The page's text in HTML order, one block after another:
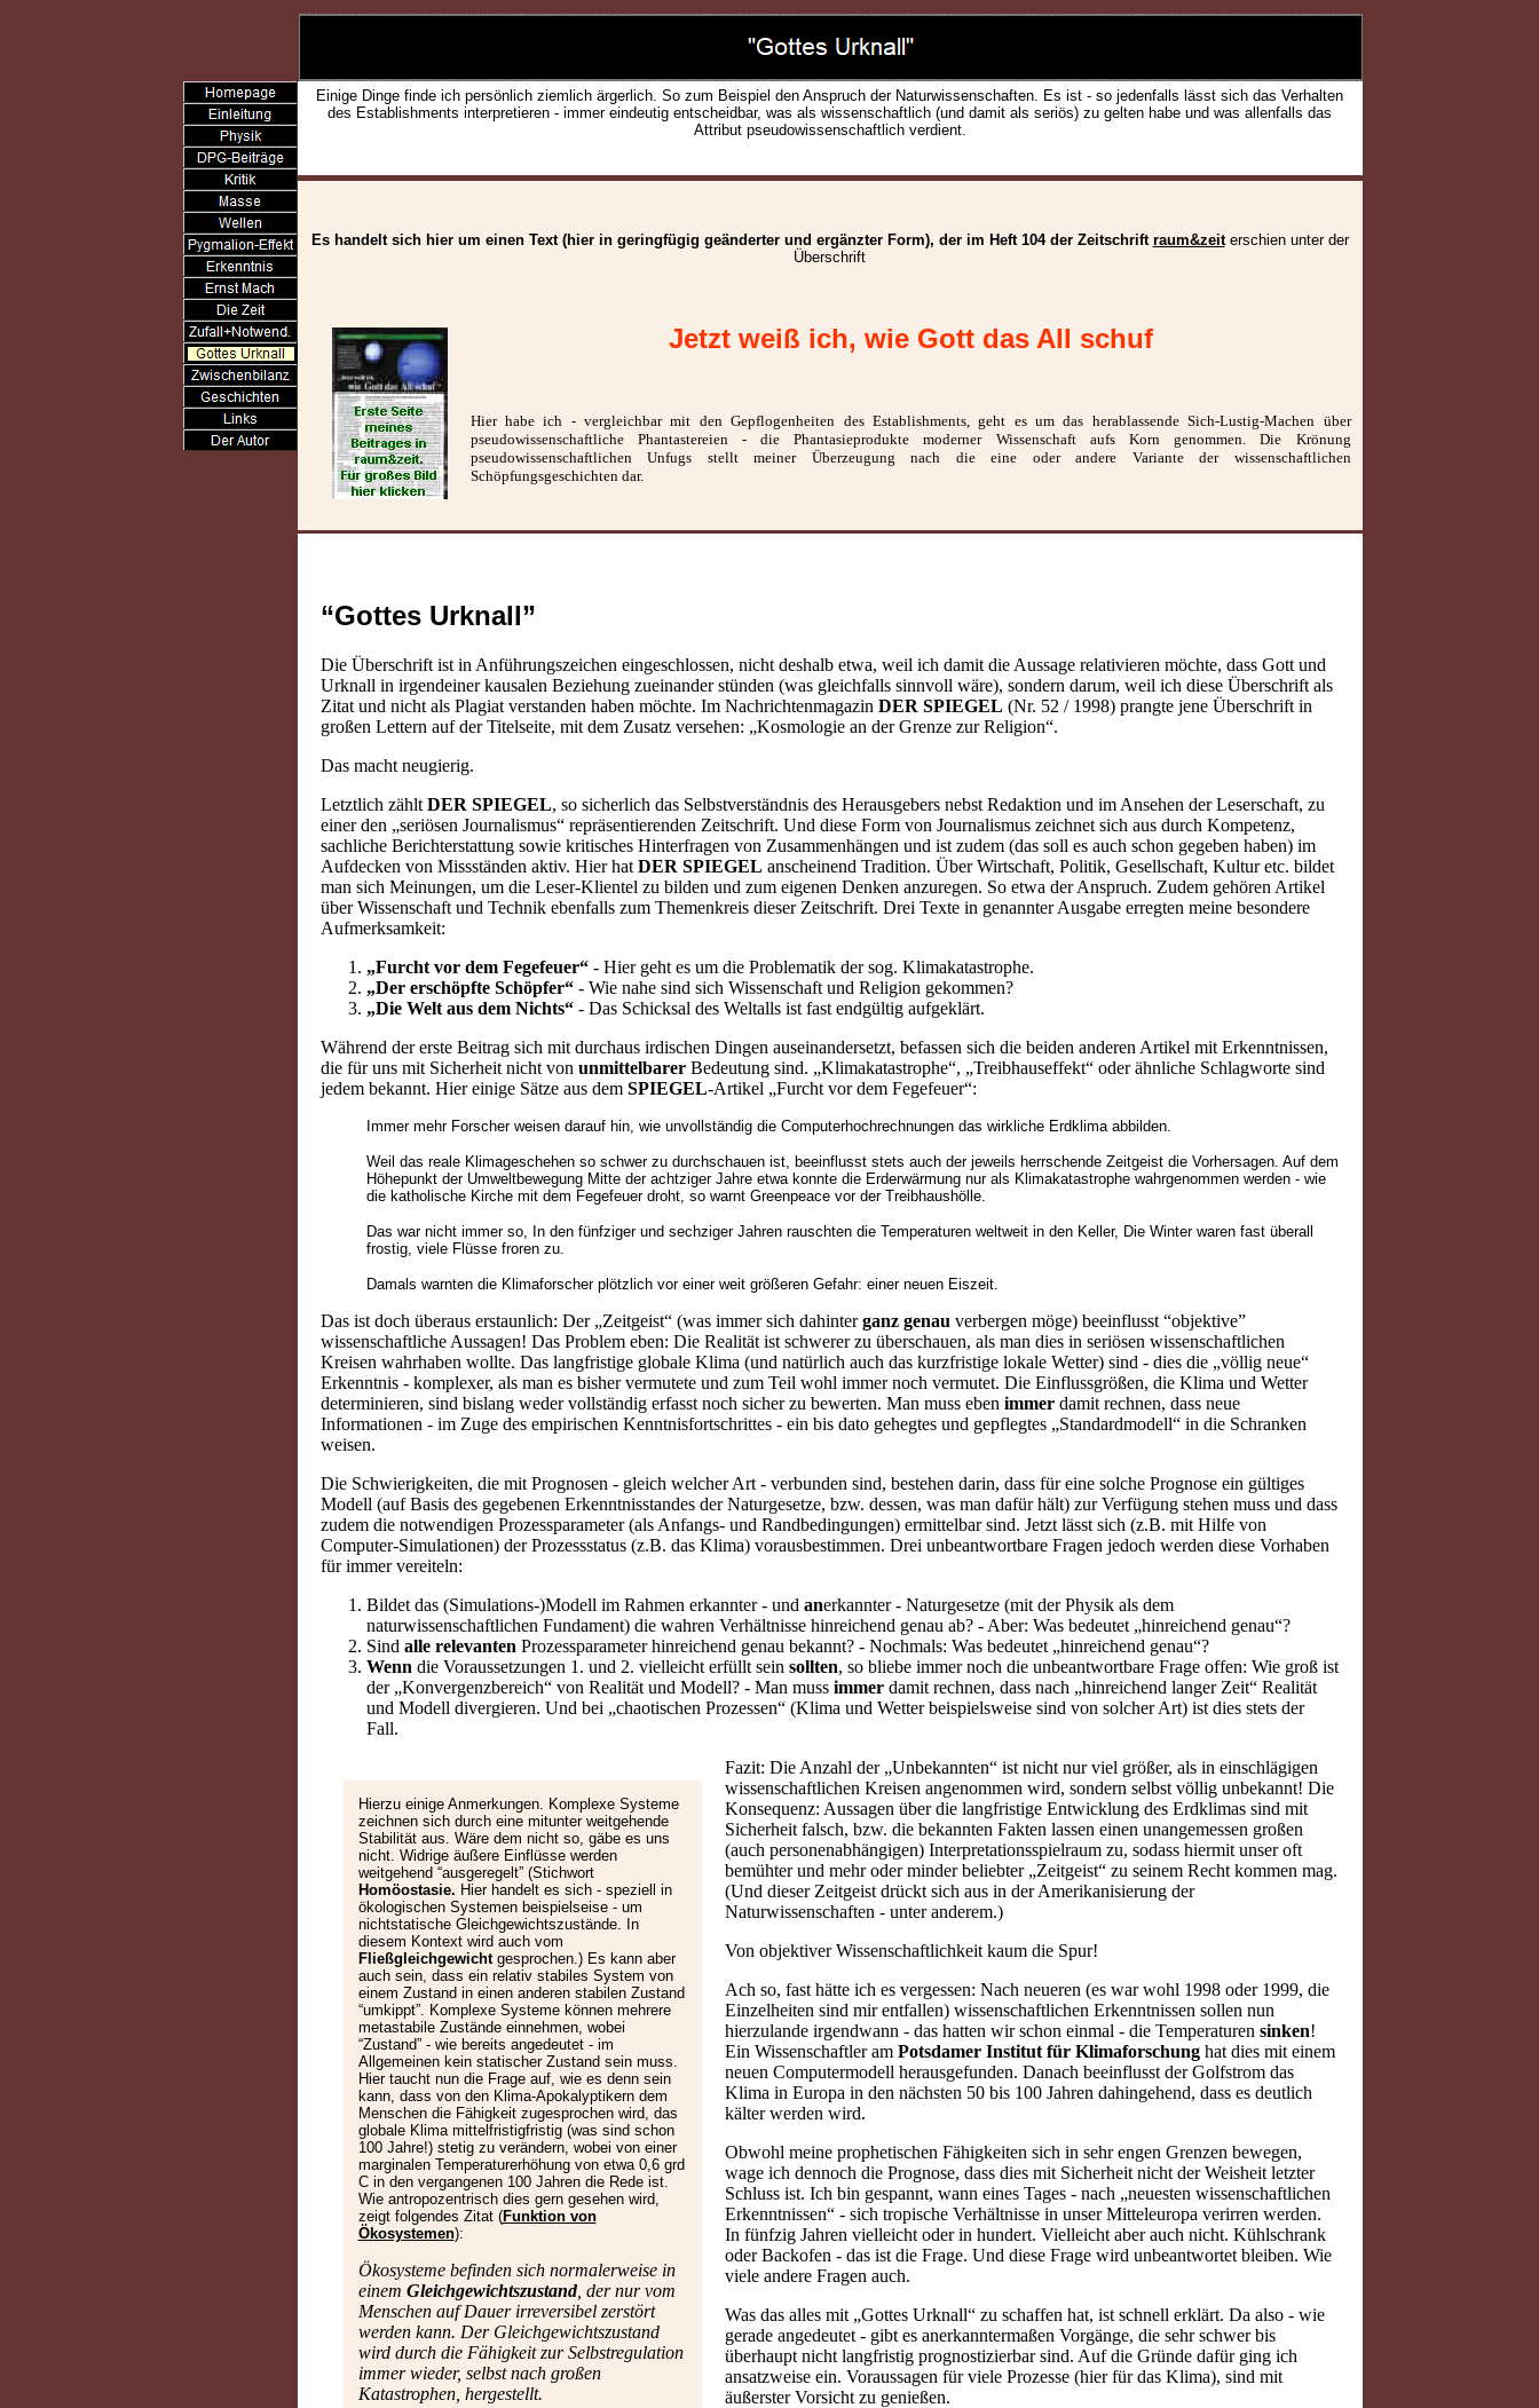
Einige Dinge finde ich persönlich ziemlich ärgerlich. So zum Beispiel den Anspruch der Naturwissenschaften. Es ist - so jedenfalls lässt sich das Verhalten
des Establishments interpretieren - immer eindeutig entscheidbar, was als wissenschaftlich (und damit als seriös) zu gelten habe und was allenfalls das
Attribut pseudowissenschaftlich verdient.
Es handelt sich hier um einen Text (hier in geringfügig geänderter und ergänzter Form), der im Heft 104 der Zeitschrift raum&zeiterschien unter der
Überschrift
Jetzt weiß ich, wie Gott das All schuf
Hier habe ich - vergleichbar mit den Gepflogenheiten des Establishments, geht es um das herablassende Sich-Lustig-Machen über
pseudowissenschaftliche Phantastereien - die Phantasieprodukte moderner Wissenschaft aufs Korn genommen. Die Krönung
pseudowissenschaftlichen Unfugs stellt meiner Überzeugung nach die eine oder andere Variante der wissenschaftlichen
Schöpfungsgeschichten dar.
“Gottes Urknall”
Die Überschrift ist in Anführungszeichen eingeschlossen, nicht deshalb etwa, weil ich damit die Aussage relativieren möchte, dass Gott und
Urknall in irgendeiner kausalen Beziehung zueinander stünden (was gleichfalls sinnvoll wäre), sondern darum, weil ich diese Überschrift als
Zitat und nicht als Plagiat verstanden haben möchte. Im Nachrichtenmagazin DER SPIEGEL (Nr. 52 / 1998) prangte jene Überschrift in
großen Lettern auf der Titelseite, mit dem Zusatz versehen: „Kosmologie an der Grenze zur Religion“.
Das macht neugierig.
Letztlich zählt DER SPIEGEL, so sicherlich das Selbstverständnis des Herausgebers nebst Redaktion und im Ansehen der Leserschaft, zu
einer den „seriösen Journalismus“ repräsentierenden Zeitschrift. Und diese Form von Journalismus zeichnet sich aus durch Kompetenz,
sachliche Berichterstattung sowie kritisches Hinterfragen von Zusammenhängen und ist zudem (das soll es auch schon gegeben haben) im
Aufdecken von Missständen aktiv. Hier hat DER SPIEGEL anscheinend Tradition. Über Wirtschaft, Politik, Gesellschaft, Kultur etc. bildet
man sich Meinungen, um die Leser-Klientel zu bilden und zum eigenen Denken anzuregen. So etwa der Anspruch. Zudem gehören Artikel
über Wissenschaft und Technik ebenfalls zum Themenkreis dieser Zeitschrift. Drei Texte in genannter Ausgabe erregten meine besondere
Aufmerksamkeit:
„Furcht vor dem Fegefeuer“ - Hier geht es um die Problematik der sog. Klimakatastrophe.
„Der erschöpfte Schöpfer“- Wie nahe sind sich Wissenschaft und Religion gekommen?
„Die Welt aus dem Nichts“- Das Schicksal des Weltalls ist fast endgültig aufgeklärt.
Während der erste Beitrag sich mit durchaus irdischen Dingen auseinandersetzt, befassen sich die beiden anderen Artikel mit Erkenntnissen,
die für uns mit Sicherheit nicht von unmittelbarer Bedeutung sind. „Klimakatastrophe“, „Treibhauseffekt“ oder ähnliche Schlagworte sind
jedem bekannt. Hier einige Sätze aus dem SPIEGEL-Artikel „Furcht vor dem Fegefeuer“:
Immer mehr Forscher weisen darauf hin, wie unvollständig die Computerhochrechnungen das wirkliche Erdklima abbilden.
Weil das reale Klimageschehen so schwer zu durchschauen ist, beeinflusst stets auch der jeweils herrschende Zeitgeist die Vorhersagen. Auf dem
Höhepunkt der Umweltbewegung Mitte der achtziger Jahre etwa konnte die Erderwärmung nur als Klimakatastrophe wahrgenommen werden - wie
die katholische Kirche mit dem Fegefeuer droht, so warnt Greenpeace vor der Treibhaushölle.
Das war nicht immer so, In den fünfziger und sechziger Jahren rauschten die Temperaturen weltweit in den Keller, Die Winter waren fast überall
frostig, viele Flüsse froren zu.
Damals warnten die Klimaforscher plötzlich vor einer weit größeren Gefahr: einer neuen Eiszeit.
Das ist doch überaus erstaunlich: Der „Zeitgeist“ (was immer sich dahinterganz genau verbergen möge) beeinflusst “objektive”
wissenschaftliche Aussagen! Das Problem eben: Die Realität ist schwerer zu überschauen, als man dies in seriösen wissenschaftlichen
Kreisen wahrhaben wollte. Das langfristige globale Klima (und natürlich auch das kurzfristige lokale Wetter) sind - dies die „völlig neue“
Erkenntnis - komplexer, als man es bisher vermutete und zum Teil wohl immer noch vermutet. Die Einflussgrößen, die Klima und Wetter
determinieren, sind bislang weder vollständig erfasst noch sicher zu bewerten. Man muss eben immerdamit rechnen, dass neue
Informationen - im Zuge des empirischen Kenntnisfortschrittes - ein bis dato gehegtes und gepflegtes „Standardmodell“ in die Schranken
weisen.
Die Schwierigkeiten, die mit Prognosen - gleich welcher Art - verbunden sind, bestehen darin, dass für eine solche Prognose ein gültiges
Modell (auf Basis des gegebenen Erkenntnisstandes der Naturgesetze, bzw. dessen, was man dafür hält) zur Verfügung stehen muss und dass
zudem die notwendigen Prozessparameter (als Anfangs- und Randbedingungen) ermittelbar sind. Jetzt lässt sich (z.B. mit Hilfe von
Computer-Simulationen) der Prozessstatus (z.B. das Klima) vorausbestimmen. Drei unbeantwortbare Fragen jedoch werden diese Vorhaben
für immer vereiteln:
Bildet das (Simulations-)Modell im Rahmen erkannter - und anerkannter - Naturgesetze (mit der Physik als dem
naturwissenschaftlichen Fundament) die wahren Verhältnisse hinreichend genau ab? - Aber: Was bedeutet „hinreichend genau“?
Sind alle relevanten Prozessparameter hinreichend genau bekannt? - Nochmals: Was bedeutet „hinreichend genau“?
Wenn die Voraussetzungen 1. und 2. vielleicht erfüllt sein sollten, so bliebe immer noch die unbeantwortbare Frage offen: Wie groß ist
der „Konvergenzbereich“ von Realität und Modell? - Man muss immerdamit rechnen, dass nach „hinreichend langer Zeit“ Realität
und Modell divergieren. Und bei „chaotischen Prozessen“ (Klima und Wetter beispielsweise sind von solcher Art) ist dies stets der
Fall.
Hierzu einige Anmerkungen. Komplexe Systeme
zeichnen sich durch eine mitunter weitgehende
Stabilität aus. Wäre dem nicht so, gäbe es uns
nicht. Widrige äußere Einflüsse werden
weitgehend “ausgeregelt” (Stichwort
Homöostasie. Hier handelt es sich - speziell in
ökologischen Systemen beispielseise - um
nichtstatische Gleichgewichtszustände. In
diesem Kontext wird auch vom
Fließgleichgewichtgesprochen.) Es kann aber
auch sein, dass ein relativ stabiles System von
einem Zustand in einen anderen stabilen Zustand
“umkippt”. Komplexe Systeme können mehrere
metastabile Zustände einnehmen, wobei
“Zustand” - wie bereits angedeutet - im
Allgemeinen kein statischer Zustand sein muss.
Hier taucht nun die Frage auf, wie es denn sein
kann, dass von den Klima-Apokalyptikern dem
Menschen die Fähigkeit zugesprochen wird, das
globale Klima mittelfristigfristig (was sind schon
100 Jahre!) stetig zu verändern, wobei von einer
marginalen Temperaturerhöhung von etwa 0,6 grd
C in den vergangenen 100 Jahren die Rede ist.
Wie antropozentrisch dies gern gesehen wird,
zeigt folgendes Zitat (Funktion von
Ökosystemen):
Ökosysteme befinden sich normalerweise in
einem Gleichgewichtszustand, der nur vom
Menschen auf Dauer irreversibel zerstört
werden kann. Der Gleichgewichtszustand
wird durch die Fähigkeit zur Selbstregulation
immer wieder, selbst nach großen
Katastrophen, hergestellt.
Fazit: Die Anzahl der „Unbekannten“ ist nicht nur viel größer, als in einschlägigen
wissenschaftlichen Kreisen angenommen wird, sondern selbst völlig unbekannt! Die
Konsequenz: Aussagen über die langfristige Entwicklung des Erdklimas sind mit
Sicherheit falsch, bzw. die bekannten Fakten lassen einen unangemessen großen
(auch personenabhängigen) Interpretationsspielraum zu, sodass hiermit unser oft
bemühter und mehr oder minder beliebter „Zeitgeist“ zu seinem Recht kommen mag.
(Und dieser Zeitgeist drückt sich aus in der Amerikanisierung der
Naturwissenschaften - unter anderem.)
Von objektiver Wissenschaftlichkeit kaum die Spur!
Ach so, fast hätte ich es vergessen: Nach neueren (es war wohl 1998 oder 1999, die
Einzelheiten sind mir entfallen) wissenschaftlichen Erkenntnissen sollen nun
hierzulande irgendwann - das hatten wir schon einmal - die Temperaturen sinken!
Ein Wissenschaftler am Potsdamer Institut für Klimaforschunghat dies mit einem
neuen Computermodell herausgefunden. Danach beeinflusst der Golfstrom das
Klima in Europa in den nächsten 50 bis 100 Jahren dahingehend, dass es deutlich
kälter werden wird.
Obwohl meine prophetischen Fähigkeiten sich in sehr engen Grenzen bewegen,
wage ich dennoch die Prognose, dass dies mit Sicherheit nicht der Weisheit letzter
Schluss ist. Ich bin gespannt, wann eines Tages - nach „neuesten wissenschaftlichen
Erkenntnissen“ - sich tropische Verhältnisse in unser Mitteleuropa verirren werden.
In fünfzig Jahren vielleicht oder in hundert. Vielleicht aber auch nicht. Kühlschrank
oder Backofen - das ist die Frage. Und diese Frage wird unbeantwortet bleiben. Wie
viele andere Fragen auch.
Was das alles mit „Gottes Urknall“ zu schaffen hat, ist schnell erklärt. Da also - wie
gerade angedeutet - gibt es anerkanntermaßen Vorgänge, die sehr schwer bis
überhaupt nicht langfristig prognostizierbar sind. Auf die Gründe dafür ging ich
ansatzweise ein. Voraussagen für viele Prozesse (hier für das Klima), sind mit
äußerster Vorsicht zu genießen.